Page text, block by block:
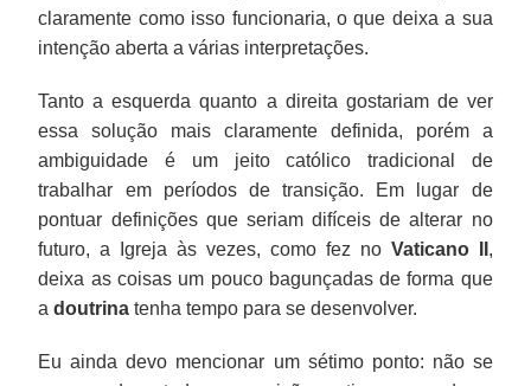
claramente como isso funcionaria, o que deixa a sua
intenção aberta a várias interpretações.
Tanto a esquerda quanto a direita gostariam de ver
essa solução mais claramente definida, porém a
ambiguidade é um jeito católico tradicional de
trabalhar em períodos de transição. Em lugar de
pontuar definições que seriam difíceis de alterar no
futuro, a Igreja às vezes, como fez no Vaticano II ,
deixa as coisas um pouco bagunçadas de forma que
adoutrina tenha tempo para se desenvolver.
Eu ainda devo mencionar um sétimo ponto: não se